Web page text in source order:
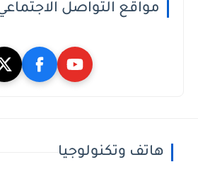
مواقع التواصل
هاتف وتكنولوجيا